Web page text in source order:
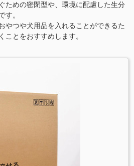
ための密閉型や、環境に配慮した生分
す。
やつや犬用品を入れることができるた
ことをおすすめします。